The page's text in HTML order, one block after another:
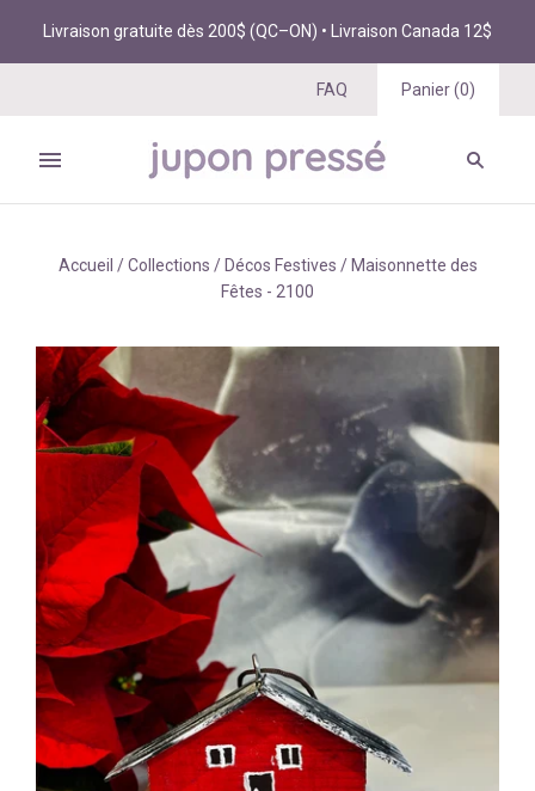
Livraison gratuite dès 200$ (QC–ON) • Livraison Canada 12$
FAQ Panier(0)
Accueil / Collections / Décos Festives / Maisonnette des
Fêtes - 2100